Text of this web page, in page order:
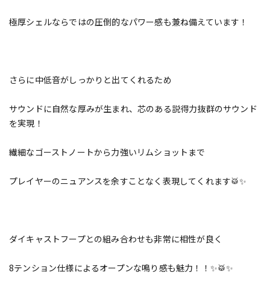
極厚シェルならではの圧倒的なパワー感も兼ね備えています！
さらに中低音がしっかりと出てくれるため
サウンドに自然な厚みが生まれ、芯のある説得力抜群のサウンド
を実現！
繊細なゴーストノートから力強いリムショットまで
プレイヤーのニュアンスを余すことなく表現してくれます🥁✨
ダイキャストフープとの組み合わせも非常に相性が良く
8テンション仕様によるオープンな鳴り感も魅力！！✨🥁✨